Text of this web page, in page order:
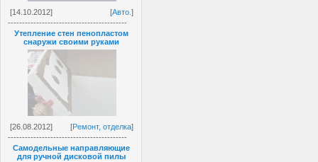
[14.10.2012] [Авто. ]
------------------------------------------
Утепление стен пенопластом
снаружи своими руками
[26.08.2012] [Ремонт, отделка]
------------------------------------------
Самодельные направляющие
для ручной дисковой пилы